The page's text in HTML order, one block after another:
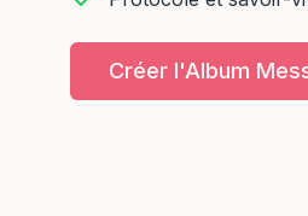
Créer l'Album